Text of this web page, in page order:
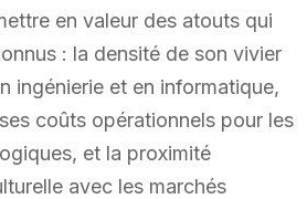
en valeur des atouts qui
: la densité de son vivier
ingénierie et en informatique,
coûts opérationnels pour les
et la proximité
avec les marchés